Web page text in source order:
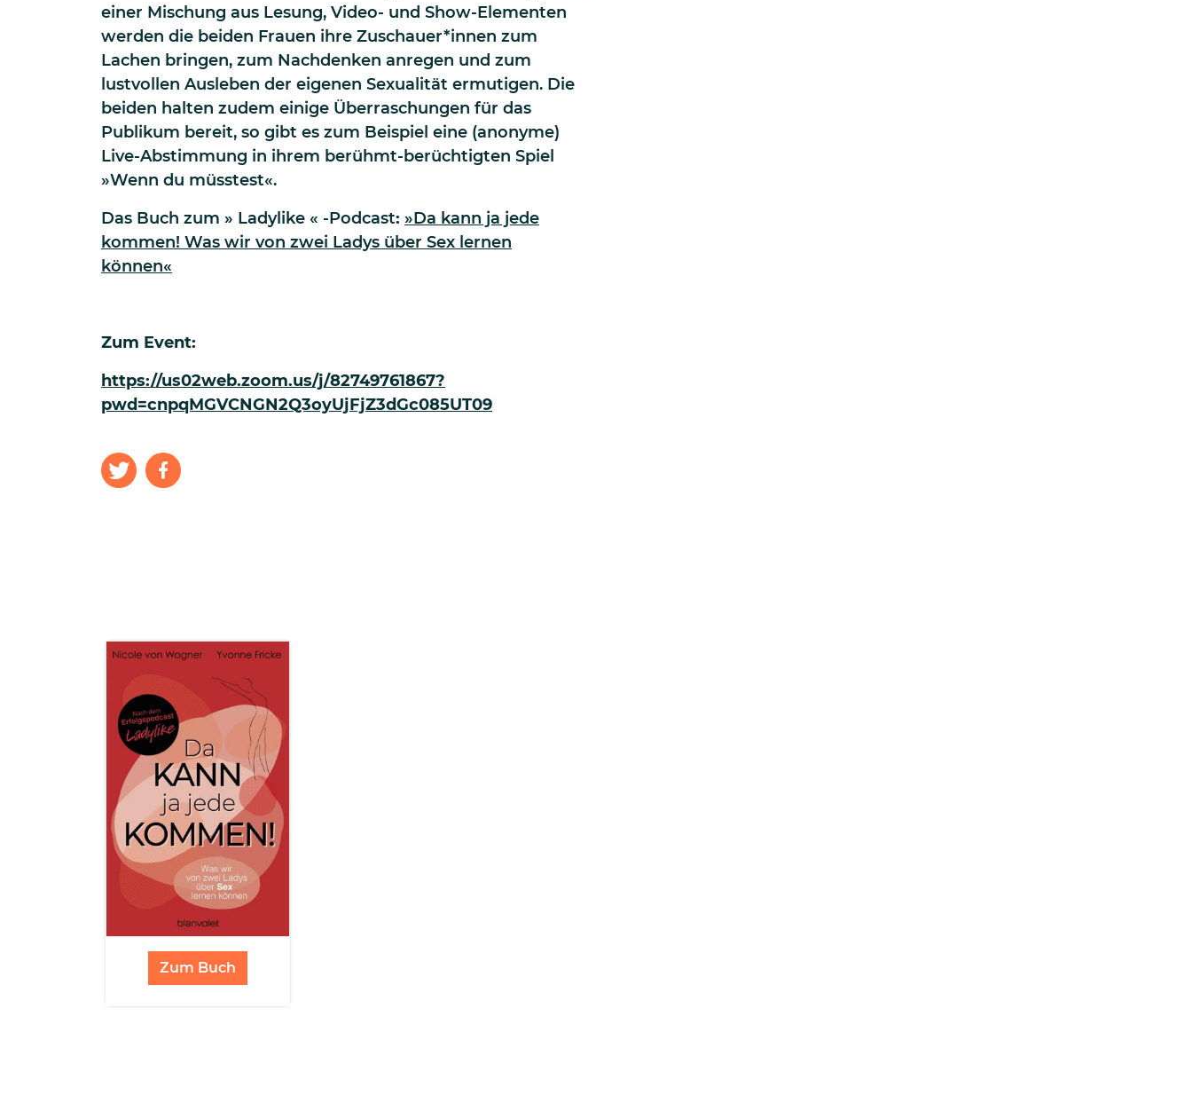
einer Mischung aus Lesung, Video- und Show-Elementen
werden die beiden Frauen ihre Zuschauer*innen zum
Lachen bringen, zum Nachdenken anregen und zum
lustvollen Ausleben der eigenen Sexualität ermutigen. Die
beiden halten zudem einige Überraschungen für das
Publikum bereit, so gibt es zum Beispiel eine (anonyme)
Live-Abstimmung in ihrem berühmt-berüchtigten Spiel
»Wenn du müsstest«.
Das Buch zum » Ladylike « -Podcast: »Da kann ja jede
kommen! Was wir von zwei Ladys über Sex lernen
können«
Zum Event:
https://us02web.zoom.us/j/82749761867?
pwd=cnpqMGVCNGN2Q3oyUjFjZ3dGc085UT09
Zum Buch